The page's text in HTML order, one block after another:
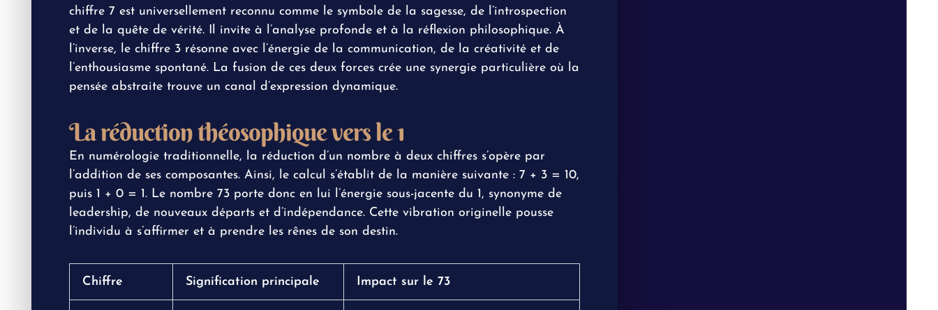
chiffre 7 est universellement reconnu comme le symbole de la sagesse, de l’introspection
et de la quête de vérité. Il invite à l’analyse profonde et à la réflexion philosophique. À
l’inverse, le chiffre 3 résonne avec l’énergie de la communication, de la créativité et de
l’enthousiasme spontané. La fusion de ces deux forces crée une synergie particulière où la
pensée abstraite trouve un canal d’expression dynamique.
La réduction théosophique vers le 1
En numérologie traditionnelle, la réduction d’un nombre à deux chiffres s’opère par
l’addition de ses composantes. Ainsi, le calcul s’établit de la manière suivante : 7 + 3 = 10,
puis 1 + 0 = 1. Le nombre 73 porte donc en lui l’énergie sous-jacente du 1, synonyme de
leadership, de nouveaux départs et d’indépendance. Cette vibration originelle pousse
l’individu à s’affirmer et à prendre les rênes de son destin.
Chiffre Signification principale Impact sur le 73